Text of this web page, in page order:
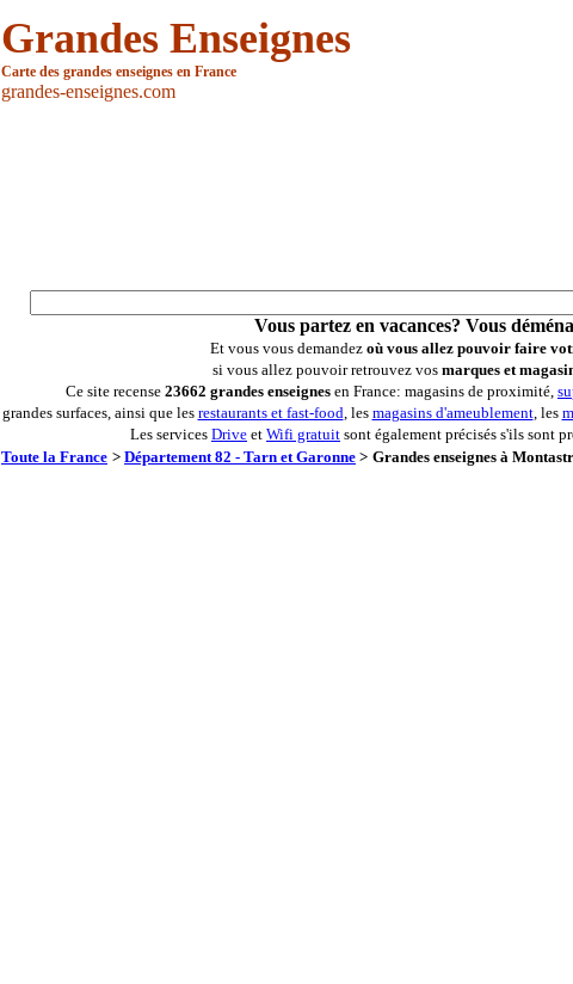
Grandes Enseignes
Carte des grandes enseignes en France
grandes-enseignes.com
Vous partez en vacances? Vous
Et vous vous demandez où vous allez pouvoir faire
si vous allez pouvoir retrouvez vos marques et
Ce site recense 23662 grandes enseignes en France: magasins de proximité,
grandes surfaces, ainsi que les restaurants et fast-food, les magasins d'ameublement, les
Les services Drive et Wifi gratuit sont également précisés s'ils sont
Toute la France > Département 82 - Tarn et Garonne > Grandes enseignes à